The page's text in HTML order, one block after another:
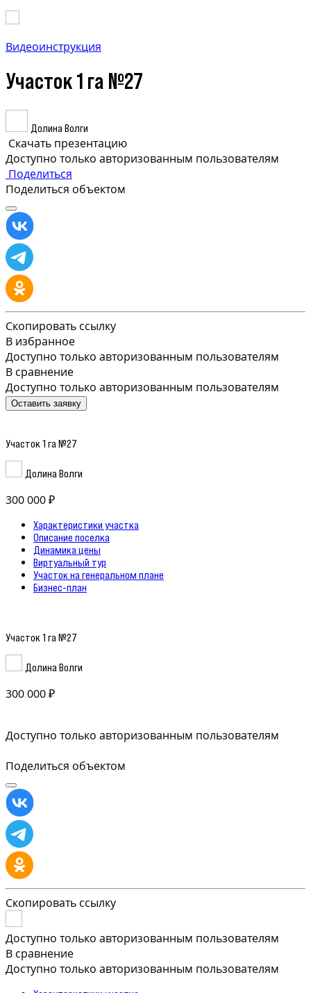
Видеоинструкция
Участок 1 га №27
Долина Волги
Скачать презентацию
Доступно только авторизованным пользователям
Поделиться
Поделиться объектом
Скопировать ссылку
В избранное
Доступно только авторизованным пользователям
В сравнение
Доступно только авторизованным пользователям
Оставить заявку
Участок 1 га №27
Долина Волги
300 000 ₽
Характеристики участка
Описание поселка
Динамика цены
Виртуальный тур
Участок на генеральном плане
Бизнес-план
Участок 1 га №27
Долина Волги
300 000 ₽
Доступно только авторизованным пользователям
Поделиться объектом
Скопировать ссылку
Доступно только авторизованным пользователям
В сравнение
Доступно только авторизованным пользователям